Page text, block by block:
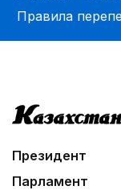
Правила
Президент
Парламент